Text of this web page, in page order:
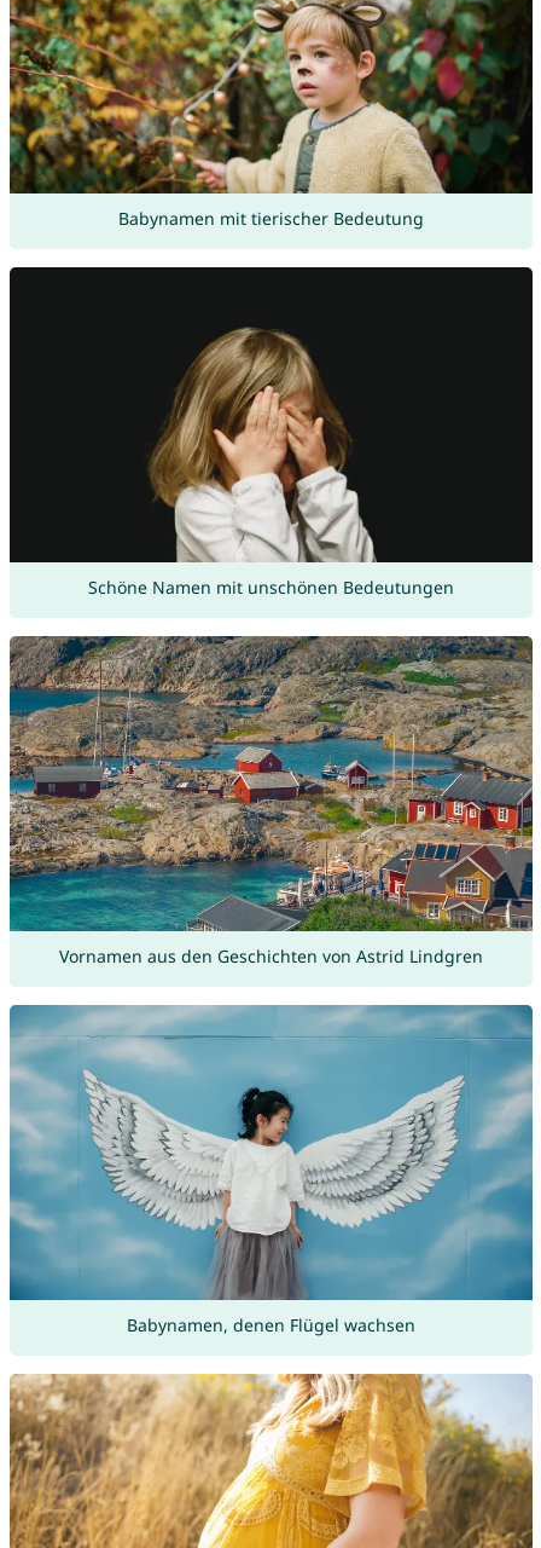
Babynamen mit tierischer Bedeutung
Schöne Namen mit unschönen Bedeutungen
Vornamen aus den Geschichten von Astrid Lindgren
Babynamen, denen Flügel wachsen